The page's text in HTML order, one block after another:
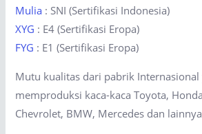
Mulia : SNI (Sertifikasi Indonesia)
XYG : E4 (Sertifikasi Eropa)
FYG : E1 (Sertifikasi Eropa)
Mutu kualitas dari pabrik Internasional
memproduksi kaca-kaca Toyota,
Chevrolet, BMW, Mercedes dan